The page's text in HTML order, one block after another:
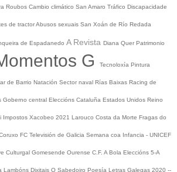
Roubos Cambio climático San Amaro Tráfico Discapacidade
de tractorAbusos sexuais San Xoán de Río Redada
de Espadanedo A Revista Diana Quer Patrimonio
G Tecnoloxía Pintura
de Barrio Natación Sector naval Rías Baixas Racing de
Goberno central Eleccións Cataluña Estados Unidos Reino
Impostos Xacobeo 2021 Larouco Costa da Morte Fragas do
FC Televisión de Galicia Semana coa Infancia - UNICEF
Culturgal Gomesende Ourense C.F. A Bola Eleccións 5-A
Lambóns Dixitais O Sabedoiro Poesía Letras Galegas 2020 --